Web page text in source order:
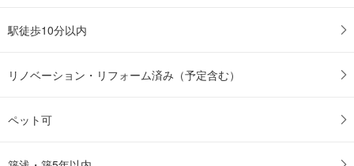
駅徒歩10分以内
リノベーション・リフォーム済み（予定含む）
ペット可